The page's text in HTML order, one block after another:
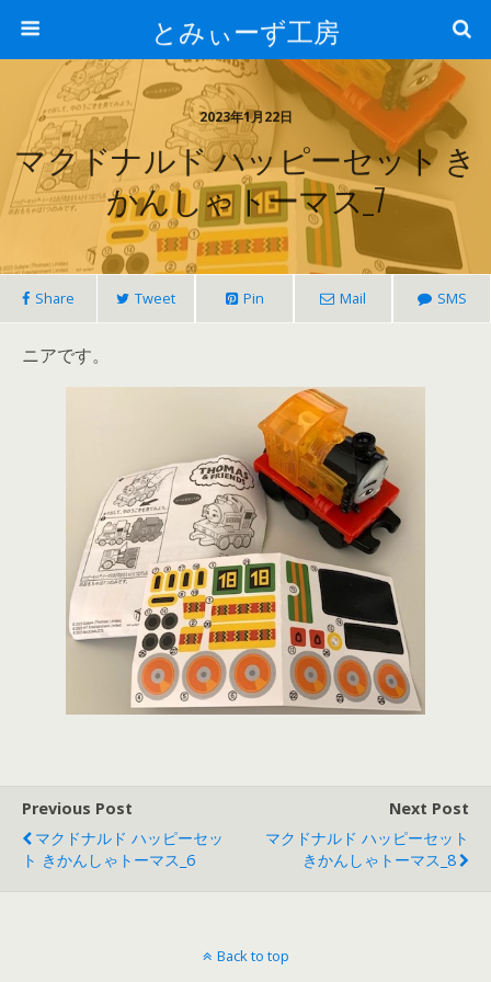
とみぃーず工房
2023年1月22日
マクドナルド ハッピーセット き
かんしゃトーマス_7
Share Tweet Pin Mail SMS
ニアです。
Previous Post
マクドナルド ハッピーセッ
ト きかんしゃトーマス_6
Next Post
マクドナルド ハッピーセット
きかんしゃトーマス_8
Back to top